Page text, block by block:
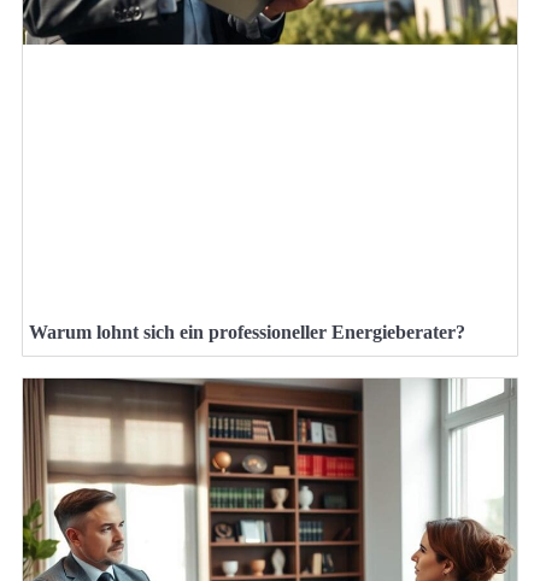
Warum lohnt sich ein professioneller Energieberater?